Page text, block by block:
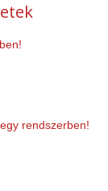
rendszerben!